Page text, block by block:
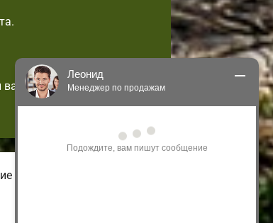
комплектации домов.
Леонид
Менеджер по продажам
Здравствуйте! Я могу
проконсультировать Вас по нашим
акциям и проектам.